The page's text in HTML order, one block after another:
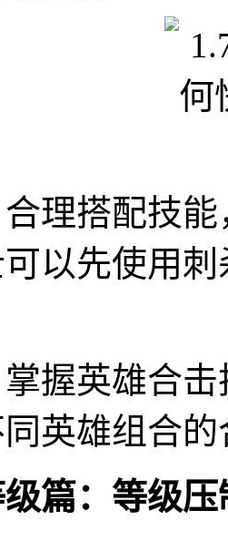
理搭配技
以先使用
握英雄合
英雄组合
篇：等级